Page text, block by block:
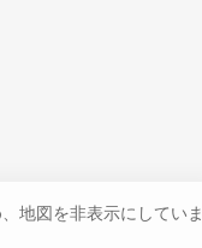
地図を非表示にしていま